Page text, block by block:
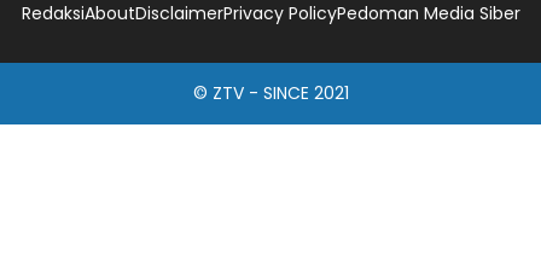
RedaksiAboutDisclaimerPrivacy PolicyPedoman Media Siber
© ZTV - SINCE 2021